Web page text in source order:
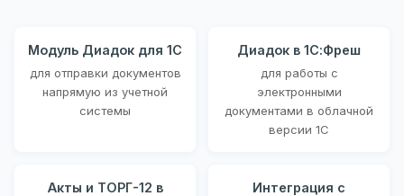
Модуль Диадок для 1С
для отправки документов
напрямую из учетной
системы
Диадок в 1С:Фреш
для работы с
электронными
документами в облачной
версии 1С
Акты и ТОРГ-12 в
Интеграция с